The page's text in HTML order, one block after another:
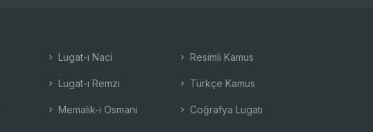
Lugat-ı Naci
Lugat-ı Remzi
Memalik-i Osmani
Resimli Kamus
Türkçe Kamus
Coğrafya Lugatı